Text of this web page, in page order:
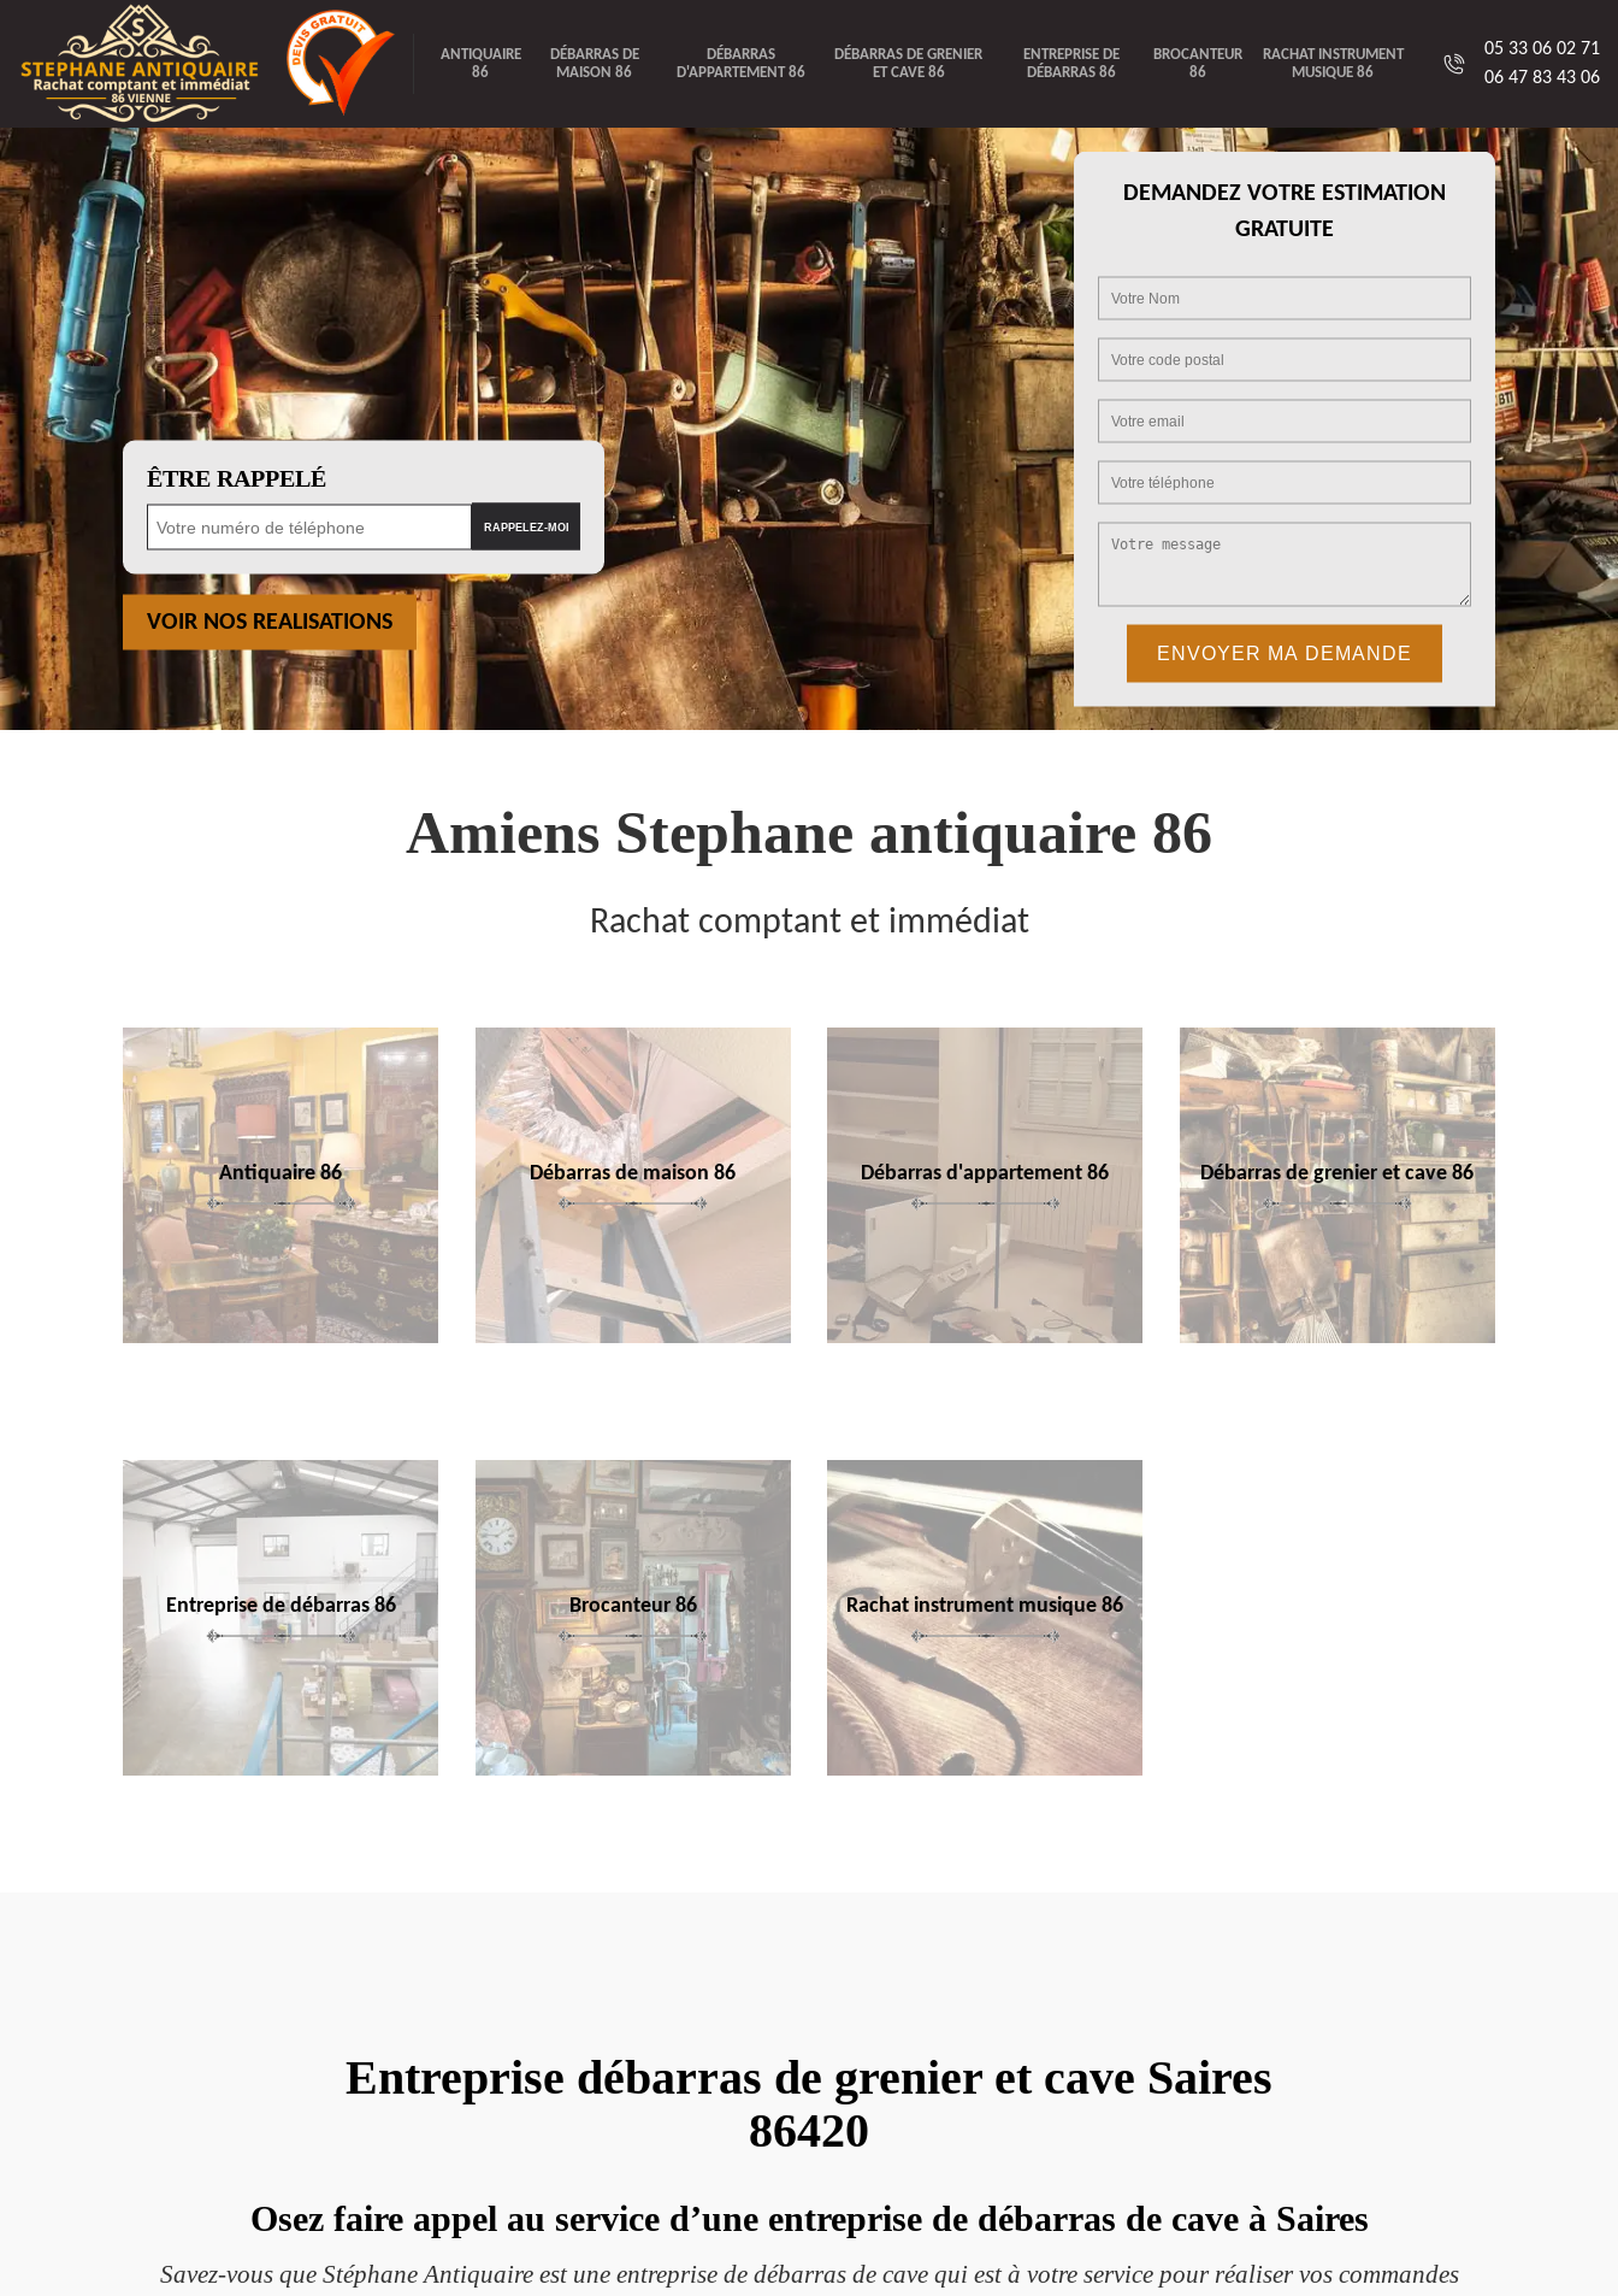
ANTIQUAIRE
86
DÉBARRAS DE
MAISON 86
DÉBARRAS
D'APPARTEMENT 86
DÉBARRAS DE GRENIER
ET CAVE 86
ENTREPRISE DE
DÉBARRAS 86
BROCANTEUR
86
RACHAT INSTRUMENT
MUSIQUE 86
05 33 06 02 71
06 47 83 43 06
ÊTRE RAPPELÉ
VOIR NOS REALISATIONS
DEMANDEZ VOTRE ESTIMATION
GRATUITE
Amiens Stephane antiquaire 86
Rachat comptant et immédiat
Antiquaire 86 Débarras de maison 86 Débarras d'appartement 86 Débarras de grenier et cave 86
Entreprise de débarras 86 Brocanteur 86 Rachat instrument musique 86
Entreprise débarras de grenier et cave Saires
86420
Osez faire appel au service d’une entreprise de débarras de cave à Saires
Savez-vous que Stéphane Antiquaire est une entreprise de débarras de cave qui est à votre service pour réaliser vos commandes